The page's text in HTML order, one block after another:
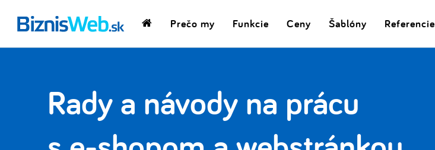
DomovskáPrečo my Funkcie Ceny Šablóny Referencie
Rady a návody na prácu